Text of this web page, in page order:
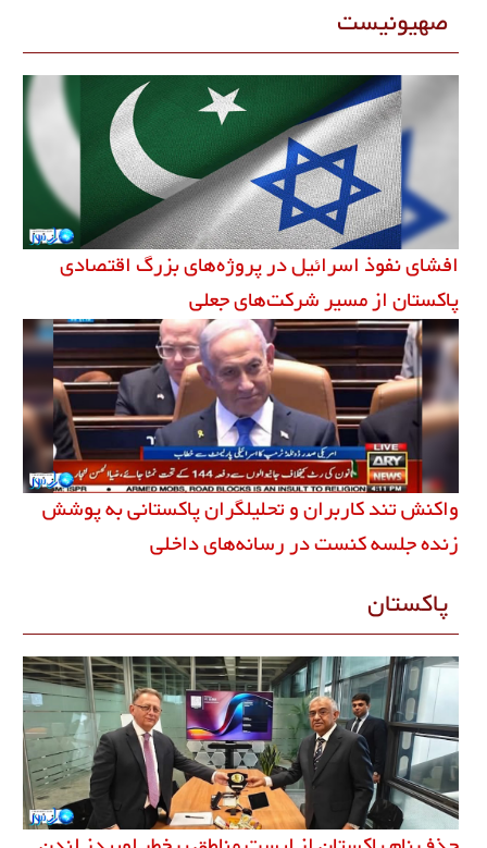
صهیونیست
افشای نفوذ اسرائیل در پروژه‌های بزرگ اقتصادی
پاکستان از مسیر شرکت‌های جعلی
واکنش تند کاربران و تحلیلگران پاکستانی به پوشش
زنده جلسه کنست در رسانه‌های داخلی
پاکستان